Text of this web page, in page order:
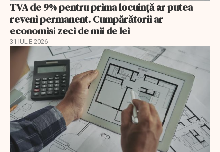
TVA de 9% pentru prima locuință ar putea
reveni permanent. Cumpărătorii ar
economisi zeci de mii de lei
31 IULIE 2026